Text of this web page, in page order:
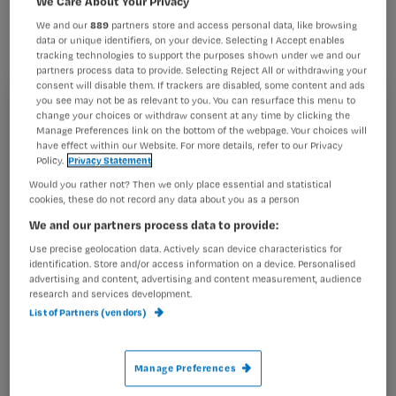
Registreren
Wil je dit artikel lezen?
Maak gratis een account aan en lees 2
artikelen gratis per maand
Al een account of abonnement?
Log dan in
Wat
tv. Verpleegkundigen worden door de
jaren heen in de media steeds
realistischer en positiever afgebeeld.
Dat blijkt uit grootAustralisch onderzoek naar
stereotypes
We and our889 partners store and access personal data, like browsing
data or unique identifiers, on your device. Selecting I Accept enables
tracking technologies to support the purposes shown under we and our
partners process data to provide. Selecting Reject All or withdrawing your
consent will disable them. If trackers are disabled, some content and ads
you see may not be as relevant to you. You can resurface this menu to
change your choices or withdraw consent at any time by clicking the
Manage Preferences link on the bottom of the webpage. Your choices will
have effect within our Website. For more details, refer to our Privacy
Policy. Privacy Statement
Would you rather not? Then we only place essential and statistical
cookies, these do not record any data about you as a person
We and our partners process data to provide:
Use precise geolocation data. Actively scan device characteristics for
identification. Store and/or access information on a device. Personalised
advertising and content, advertising and content measurement, audience
research and services development.
List of Partners (vendors)
Manage Preferences